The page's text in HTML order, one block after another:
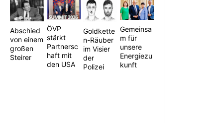
Abschied
von einem
großen
Steirer
ÖVP
stärkt
Partnersc
haft mit
den USA
Goldkette
n-Räuber
im Visier
der
Polizei
Gemeinsa
m für
unsere
Energiezu
kunft